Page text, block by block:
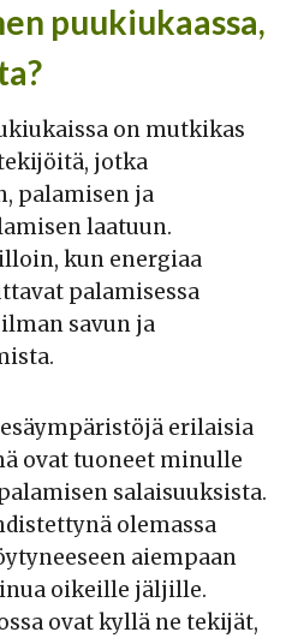
puukiukaassa,
on mutkikas
jotka
palamisen ja
laatuun.
kun energiaa
palamisessa
savun ja
erilaisia
ovat tuoneet minulle
salaisuuksista.
olemassa
aiempaan
oikeille jäljille.
ovat kyllä ne tekijät,